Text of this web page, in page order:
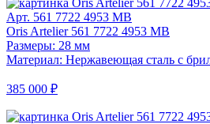
Арт. 561 7722 4953 MB
Oris Artelier 561 7722 4953 MB
Размеры: 28 мм
Материал: Нержавеющая сталь с
385 000 ₽